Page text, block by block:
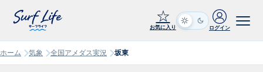
☆
お気に入り ログイン
ホーム 気象 全国アメダス実況 坂東